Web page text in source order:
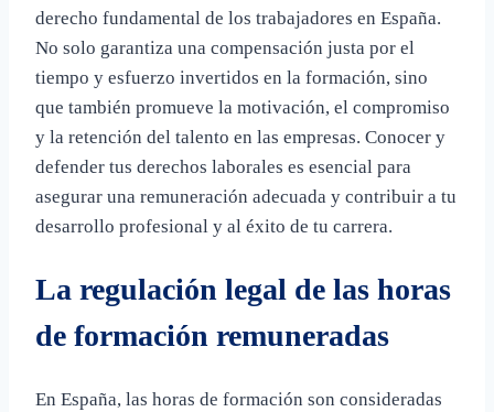
derecho fundamental de los trabajadores en España.
No solo garantiza una compensación justa por el
tiempo y esfuerzo invertidos en la formación, sino
que también promueve la motivación, el compromiso
y la retención del talento en las empresas. Conocer y
defender tus derechos laborales es esencial para
asegurar una remuneración adecuada y contribuir a tu
desarrollo profesional y al éxito de tu carrera.
La regulación legal de las horas
de formación remuneradas
En España, las horas de formación son consideradas